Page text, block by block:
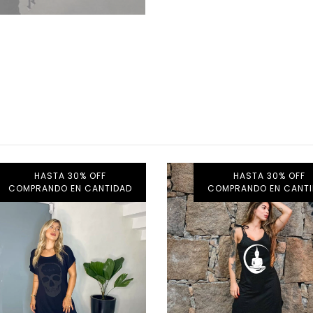
HASTA 30% OFF
COMPRANDO EN CANTIDAD
HASTA 30% OFF
COMPRANDO EN